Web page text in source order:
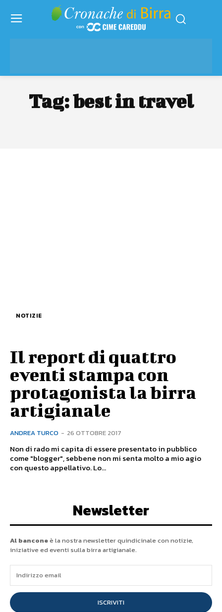
Tag:best in travel
NOTIZIE
Il report di quattro
eventi stampa con
protagonista la birra
artigianale
ANDREA TURCO - 26 OTTOBRE 2017
Non di rado mi capita di essere presentato in pubblico
come "blogger", sebbene non mi senta molto a mio agio
con questo appellativo. Lo...
Newsletter
Al banconeè la nostra newsletter quindicinale con notizie,
iniziative ed eventi sulla birra artigianale.
ISCRIVITI